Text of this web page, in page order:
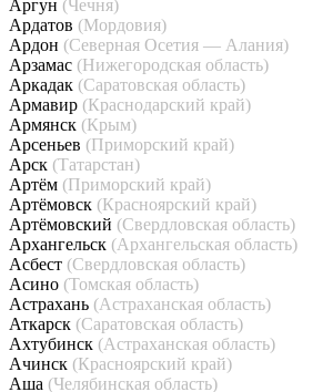
Аргун (Чечня)
Ардатов (Мордовия)
Ардон (Северная Осетия — Алания)
Арзамас (Нижегородская область)
Аркадак (Саратовская область)
Армавир (Краснодарский край)
Армянск (Крым)
Арсеньев (Приморский край)
Арск (Татарстан)
Артём (Приморский край)
Артёмовск (Красноярский край)
Артёмовский (Свердловская область)
Архангельск (Архангельская область)
Асбест (Свердловская область)
Асино (Томская область)
Астрахань (Астраханская область)
Аткарск (Саратовская область)
Ахтубинск (Астраханская область)
Ачинск (Красноярский край)
Аша (Челябинская область)